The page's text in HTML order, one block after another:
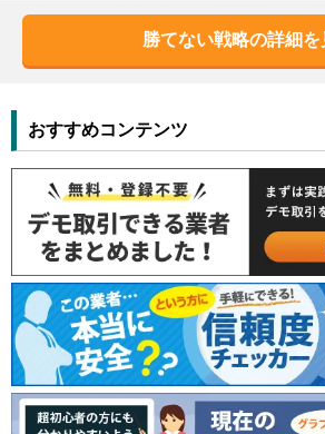
勝てない戦略の詳細を
おすすめコンテンツ